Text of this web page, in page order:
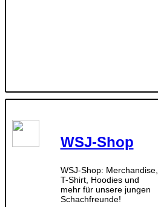
WSJ-Shop
WSJ-Shop: Merchandise,
T-Shirt, Hoodies und
mehr für unsere jungen
Schachfreunde!